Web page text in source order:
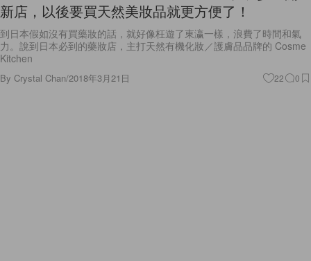
新店，以後要買天然美妝品就更方便了！
到日本假如沒有買藥妝的話，就好像枉遊了東瀛一樣，浪費了時間和氣
力。說到日本必到的藥妝店，主打天然有機化妝／護膚品品牌的 Cosme
Kitchen
By Crystal Chan/2018年3月21日 22 0